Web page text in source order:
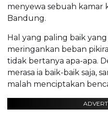
menyewa sebuah kamar
Bandung.
Hal yang paling baik
meringankan beban
tidak bertanya apa-apa.
merasa ia baik-baik saja,
malah menciptakan